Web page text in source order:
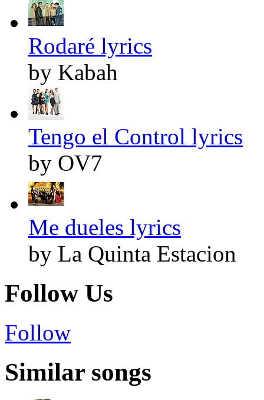
Rodaré lyrics
by Kabah
Tengo el Control lyrics
by OV7
Me dueles lyrics
by La Quinta Estacion
Follow Us
Follow
Similar songs